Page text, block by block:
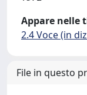
Appare nelle
2.4 Voce (in
File in questo